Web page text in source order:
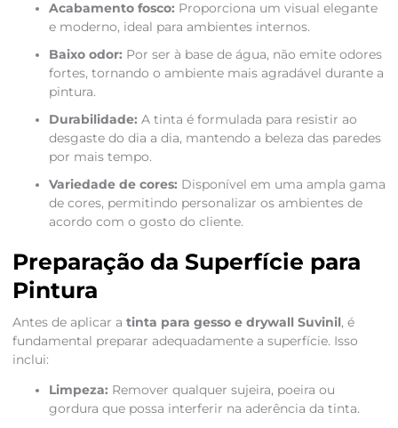
Acabamento fosco: Proporciona um visual elegante
e moderno, ideal para ambientes internos.
Baixo odor: Por ser à base de água, não emite odores
fortes, tornando o ambiente mais agradável durante a
pintura.
Durabilidade: A tinta é formulada para resistir ao
desgaste do dia a dia, mantendo a beleza das paredes
por mais tempo.
Variedade de cores: Disponível em uma ampla gama
de cores, permitindo personalizar os ambientes de
acordo com o gosto do cliente.
Preparação da Superfície para
Pintura
Antes de aplicar a tinta para gesso e drywall Suvinil, é
fundamental preparar adequadamente a superfície. Isso
inclui:
Limpeza: Remover qualquer sujeira, poeira ou
gordura que possa interferir na aderência da tinta.